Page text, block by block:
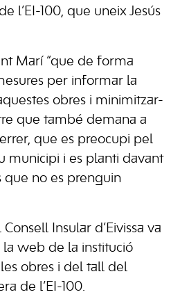
l’EI-100, que uneix Jesús
Marí “que de forma
per informar la
obres i minimitzar-
que també demana a
que es preocupi pel
municipi i es planti davant
que no es prenguin
Insular d’Eivissa va
web de la institució
obres i del tall del
de l’EI-100.